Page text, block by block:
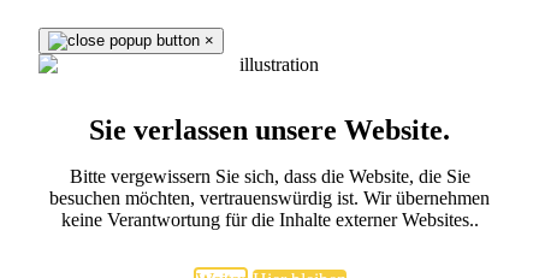
×
Sie verlassen unsere Website.
Bitte vergewissern Sie sich, dass die Website, die Sie
besuchen möchten, vertrauenswürdig ist. Wir übernehmen
keine Verantwortung für die Inhalte externer Websites..